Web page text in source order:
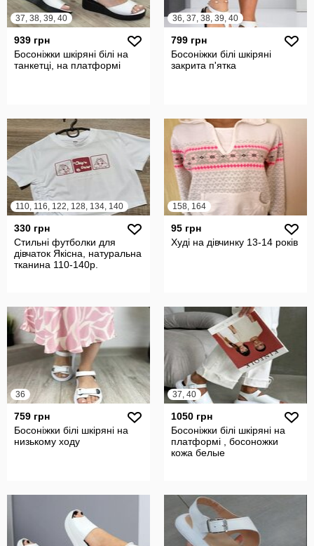
37, 38, 39, 40
939 грн
Босоніжки шкіряні білі на
танкетці, на платформі
36, 37, 38, 39, 40
799 грн
Босоніжки білі шкіряні
закрита п'ятка
110, 116, 122, 128, 134, 140
330 грн
Стильні футболки для
дівчаток Якісна, натуральна
тканина 110-140р.
158, 164
95 грн
Худі на дівчинку 13-14 років
36
759 грн
Босоніжки білі шкіряні на
низькому ходу
37, 40
1050 грн
Босоніжки білі шкіряні на
платформі , босоножки
кожа белые